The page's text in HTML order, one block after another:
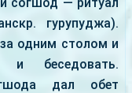
гурупуджа).
одним столом и
беседовать.
дал обет